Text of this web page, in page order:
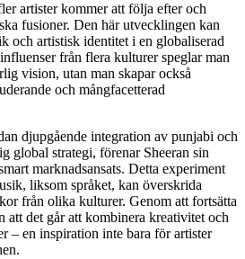
artister kommer att följa efter och
fusioner. Den här utvecklingen kan
och artistisk identitet i en globaliserad
från flera kulturer speglar man
vision, utan man skapar också
och mångfacetterad
djupgående integration av punjabi och
global strategi, förenar Sheeran sin
marknadsansats. Detta experiment
liksom språket, kan överskrida
från olika kulturer. Genom att fortsätta
att det går att kombinera kreativitet och
– en inspiration inte bara för artister